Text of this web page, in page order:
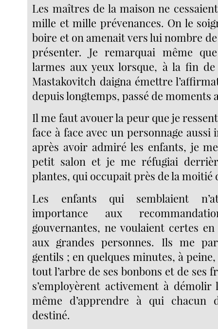
Les maîtres de la maison ne
mille et mille prévenances. On le
boire et on amenait vers lui nombre
présenter. Je remarquai même
larmes aux yeux lorsque, à la fin
Mastakovitch daigna émettre
depuis longtemps, passé de moments
Il me faut avouer la peur que je
face à face avec un personnage
après avoir admiré les enfants, je
petit salon et je me réfugiai
plantes, qui occupait près de la moitié
Les enfants qui semblaient
importance aux
gouvernantes, ne voulaient certes
aux grandes personnes. Ils me
gentils ; en quelques minutes, à
tout l’arbre de ses bonbons et de ses
s’employèrent activement à démolir
même d’apprendre à qui chacun
destiné.